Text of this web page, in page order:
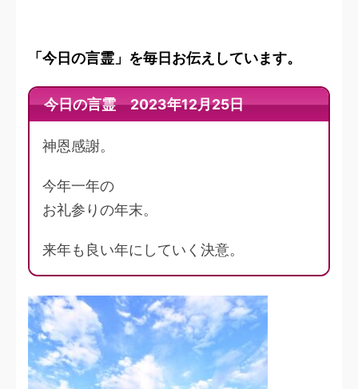
「今日の言霊」を毎日お伝えしています。
今日の言霊 2023年12月25日
神恩感謝。
今年一年の
お礼参りの年末。
来年も良い年にしていく決意。